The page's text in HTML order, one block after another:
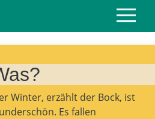
Winter, erzählt der Bock, ist
Es fallen